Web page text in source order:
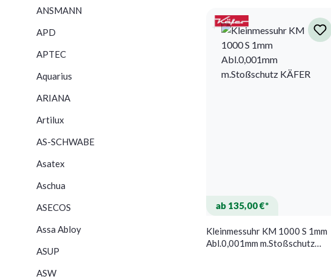
ANSMANN
APD
APTEC
Aquarius
ARIANA
Artilux
AS-SCHWABE
Asatex
Aschua
ASECOS
Assa Abloy
ASUP
ASW
ab 135,00 €*
Kleinmessuhr KM 1000 S 1mm
Abl.0,001mm m.Stoßschutz